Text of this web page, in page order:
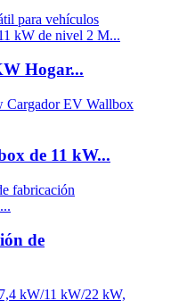
Hogar...
de 11 kW...
de